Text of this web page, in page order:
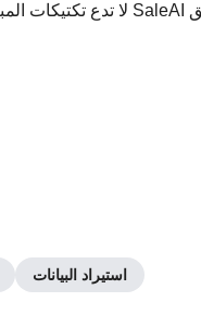
لا تدع تكتيكات
استيراد البيانات